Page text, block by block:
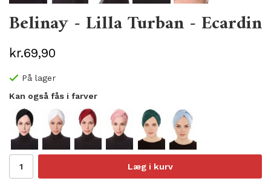
Belinay - Lilla Turban - Ecardin
kr.69,90
På lager
Kan også fås i farver
Læg i kurv